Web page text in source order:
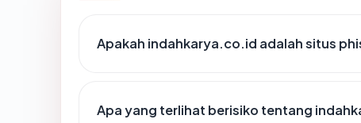
Apakah indahkarya.co.id adalah situs
Apa yang terlihat berisiko tentang